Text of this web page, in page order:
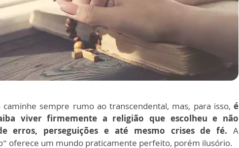
sempre rumo ao transcendental, mas, para isso, é
viver firmemente a religião que escolheu e não
erros, perseguições e até mesmo crises de fé. A
oferece um mundo praticamente perfeito, porém ilusório.